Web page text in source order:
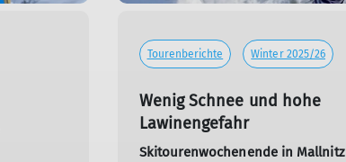
Tourenberichte Winter 2025/26
Wenig Schnee und hohe
Lawinengefahr
Skitourenwochenende in Mallnitz